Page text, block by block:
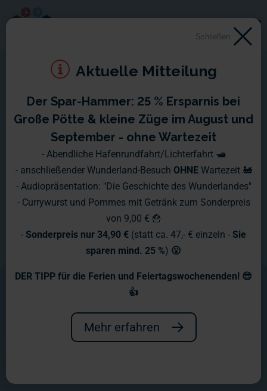
Wochenberichte 2018
Meilenstein war die Eröffnung unseres
andere Aktionen erhielten Einzug ins
Schließen
Aktuelle Mitteilung
Der Spar-Hammer: 25 % Ersparnis bei
Große Pötte & kleine Züge im August und
September - ohne Wartezeit
- Abendliche Hafenrundfahrt/Lichterfahrt 🛥️
- anschließender Wunderland-Besuch OHNE Wartezeit 🚂
- Audiopräsentation: "Die Geschichte des Wunderlandes"
- Currywurst und Pommes mit Getränk zum Sonderpreis
von 9,00 € 🍟
- Sonderpreis nur 34,90 € (statt ca. 47,- € einzeln - Sie
sparen mind. 25 %) 😮
DER TIPP für die Ferien und Feiertagswochenenden! 😎
👍
Mehr erfahren